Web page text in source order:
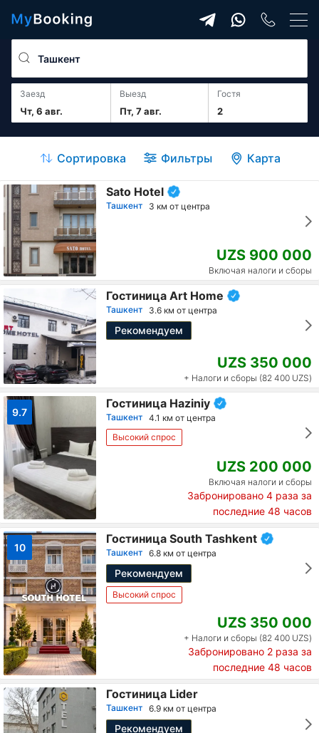
Заезд
Чт, 6 авг.
Выезд
Пт, 7 авг. 2
гостя
Сортировка Фильтры Карта
Sato Hotel
Ташкент 3 км от центра
UZS 900 000
Включая налоги и сборы
Гостиница Art Home
Ташкент 3.6 км от центра
Рекомендуем
UZS 350 000
+ Налоги и сборы (82 400 UZS)
9.7
Гостиница Haziniy
Ташкент 4.1 км от центра
Высокий спрос
UZS 200 000
Включая налоги и сборы
Забронировано 4 раза за
последние 48 часов
10
Гостиница South Tashkent
Ташкент 6.8 км от центра
Рекомендуем
Высокий спрос
UZS 350 000
+ Налоги и сборы (82 400 UZS)
Забронировано 2 раза за
последние 48 часов
Гостиница Lider
Ташкент 6.9 км от центра
Рекомендуем